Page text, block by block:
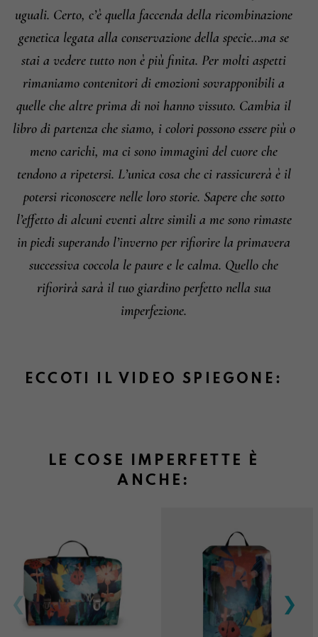
uguali. Certo, c’è quella faccenda della ricombinazione
genetica legata alla conservazione della specie…ma se
stai a vedere tutto non è più finita. Per molti aspetti
rimaniamo contenitori di emozioni sovrapponibili a
quelle che altre prima di noi hanno vissuto. Cambia il
libro di partenza che siamo, i colori possono essere più o
meno carichi, ma ci sono immagini del cuore che
tendono a ripetersi. L’unica cosa che ci rassicurerà è il
potersi riconoscere nelle loro storie. Sapere che sotto
l’effetto di alcuni eventi altre simili a me sono rimaste
in piedi superando l’inverno per rifiorire la primavera
successiva coccola le paure e le calma. Quello che
rifiorirà sarà il tuo giardino perfetto nella sua
imperfezione.
ECCOTI IL VIDEO SPIEGONE:
LE COSE IMPERFETTE È
ANCHE: